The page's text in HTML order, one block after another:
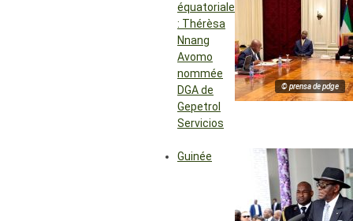
© prensa de pdge
équatoriale
: Thérèsa
Nnang
Avomo
nommée
DGA de
Gepetrol
Servicios
Guinée